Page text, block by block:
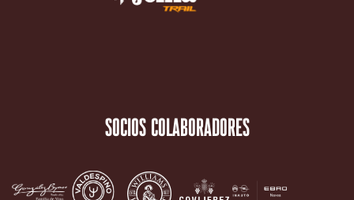
socios colaboradores​